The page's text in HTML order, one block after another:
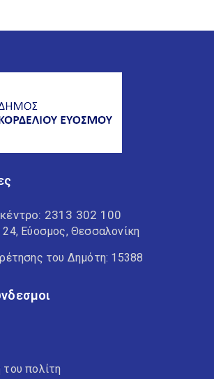
2313 302 100
Εύοσμος, Θεσσαλονίκη
του Δημότη: 15388
πολίτη